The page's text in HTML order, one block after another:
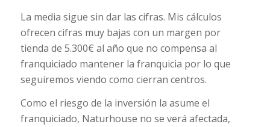
La media sigue sin dar las cifras. Mis cálculos
ofrecen cifras muy bajas con un margen por
tienda de 5.300€ al año que no compensa al
franquiciado mantener la franquicia por lo que
seguiremos viendo como cierran centros.
Como el riesgo de la inversión la asume el
franquiciado, Naturhouse no se verá afectada,